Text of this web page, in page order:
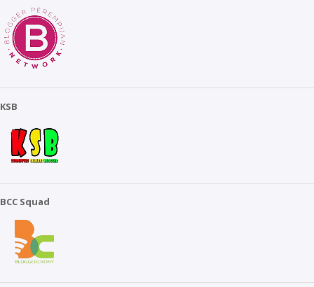
KSB
BCC Squad